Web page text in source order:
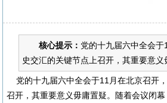
核心提示： 党的十九届六中全会
史交汇的关键节点上召开，其重要意
党的十九届六中全会于11月在北京召开
召开，其重要意义毋庸置疑。随着会议闭